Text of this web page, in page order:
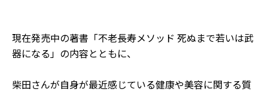
現在発売中の著書「不老長寿メソッド 死ぬまで若いは武
器になる」の内容とともに、
柴田さんが自身が最近感じている健康や美容に関する質